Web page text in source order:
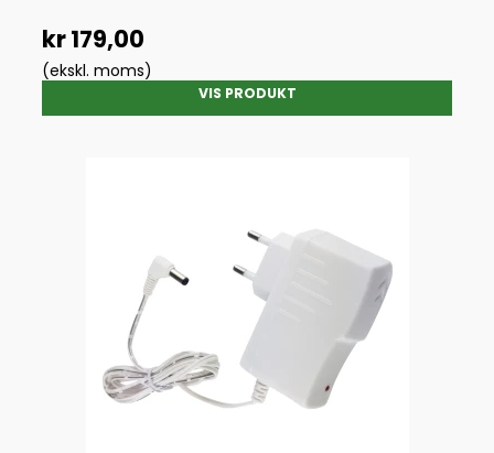
kr 179,00
(ekskl. moms)
VIS PRODUKT